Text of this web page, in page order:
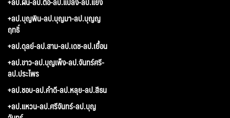
+ลป.บุญพิน-ลป.บุญมา-ลป.บุญญ
ฤทธิ์
+ลป.ดุลย์-ลป.สาม-ลป.เดช-ลป.เยื้อน
+ลป.ขาว-ลป.บุญเพ็ง-ลป.จันทร์ศรี-
ลป.ประไพร
+ลป.ชอบ-ลป.คำดี-ลป.หลุย-ลป.สีธน
+ลป.แหวน-ลป.ศรีจันทร์-ลป.บุญ